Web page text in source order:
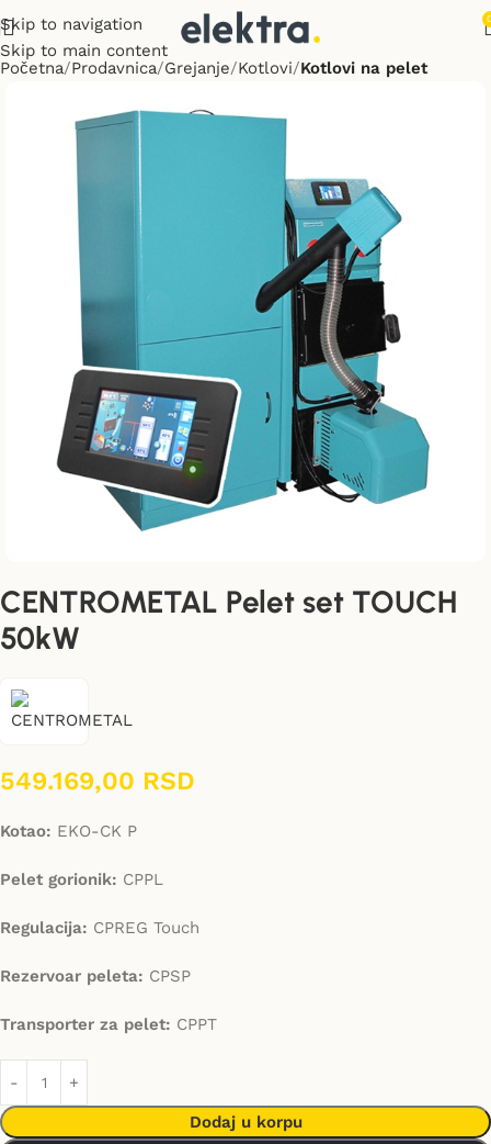
Skip to navigation
Skip to main content
Početna Prodavnica Grejanje Kotlovi Kotlovi na pelet
CENTROMETAL Pelet set TOUCH
50kW
549.169,00 RSD
Kotao: EKO-CK P
Pelet gorionik: CPPL
Regulacija: CPREG Touch
Rezervoar peleta: CPSP
Transporter za pelet: CPPT
Dodaj u korpu